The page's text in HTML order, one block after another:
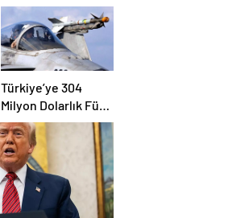
Türkiye’ye 304
Milyon Dolarlık Füze
Satışı Onayı